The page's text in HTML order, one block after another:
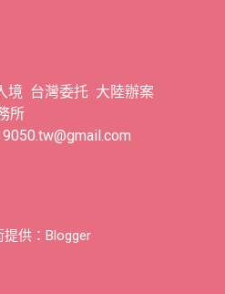
境 台灣委托 大陸辦案
所
提供：Blogger